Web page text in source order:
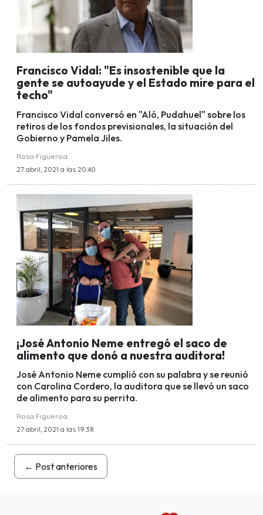
Francisco Vidal: "Es insostenible que la
gente se autoayude y el Estado mire para el
techo"
Francisco Vidal conversó en "Aló, Pudahuel" sobre los
retiros de los fondos previsionales, la situación del
Gobierno y Pamela Jiles.
Rosa Figueroa
27 abril, 2021 a las 20:40
¡José Antonio Neme entregó el saco de
alimento que donó a nuestra auditora!
José Antonio Neme cumplió con su palabra y se reunió
con Carolina Cordero, la auditora que se llevó un saco
de alimento para su perrita.
Rosa Figueroa
27 abril, 2021 a las 19:38
← Post anteriores